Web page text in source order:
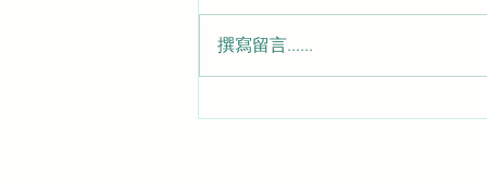
臺灣造型模具
撰寫留言......